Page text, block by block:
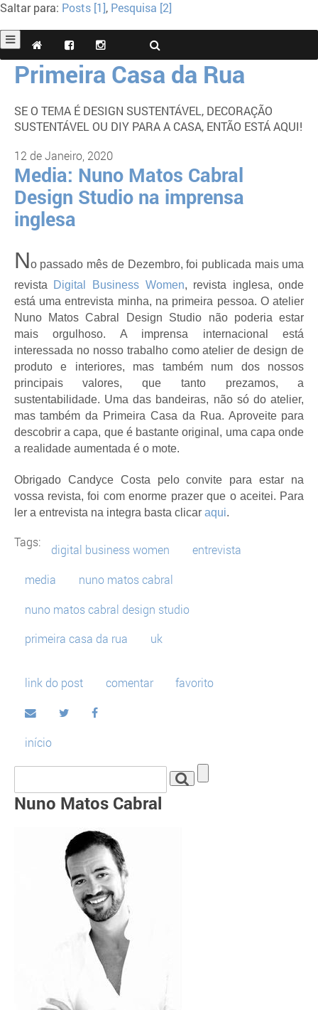
Saltar para: Posts [1], Pesquisa [2]
Primeira Casa da Rua
SE O TEMA É DESIGN SUSTENTÁVEL, DECORAÇÃO
SUSTENTÁVEL OU DIY PARA A CASA, ENTÃO ESTÁ AQUI!
12 de Janeiro, 2020
Media: Nuno Matos Cabral
Design Studio na imprensa
inglesa
No passado mês de Dezembro, foi publicada mais uma
revista Digital Business Women, revista inglesa, onde
está uma entrevista minha, na primeira pessoa. O atelier
Nuno Matos Cabral Design Studio não poderia estar
mais orgulhoso. A imprensa internacional está
interessada no nosso trabalho como atelier de design de
produto e interiores, mas também num dos nossos
principais valores, que tanto prezamos, a
sustentabilidade. Uma das bandeiras, não só do atelier,
mas também da Primeira Casa da Rua. Aproveite para
descobrir a capa, que é bastante original, uma capa onde
a realidade aumentada é o mote.
Obrigado Candyce Costa pelo convite para estar na
vossa revista, foi com enorme prazer que o aceitei. Para
ler a entrevista na integra basta clicar aqui.
Tags:
digital business women entrevista
media nuno matos cabral
nuno matos cabral design studio
primeira casa da rua uk
link do post comentar favorito
início
Nuno Matos Cabral